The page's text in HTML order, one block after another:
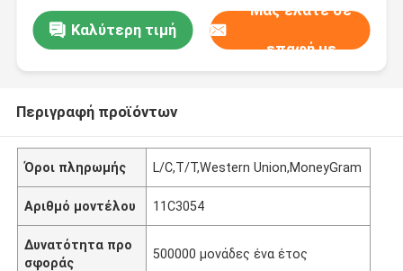
Καλύτερη τιμή
Μας ελάτε σε
επαφή με
Περιγραφή προϊόντων
Όροι πληρωμής L/C,T/T,Western Union,MoneyGram
Αριθμό μοντέλου 11C3054
Δυνατότητα προ
σφοράς
500000 μονάδες ένα έτος